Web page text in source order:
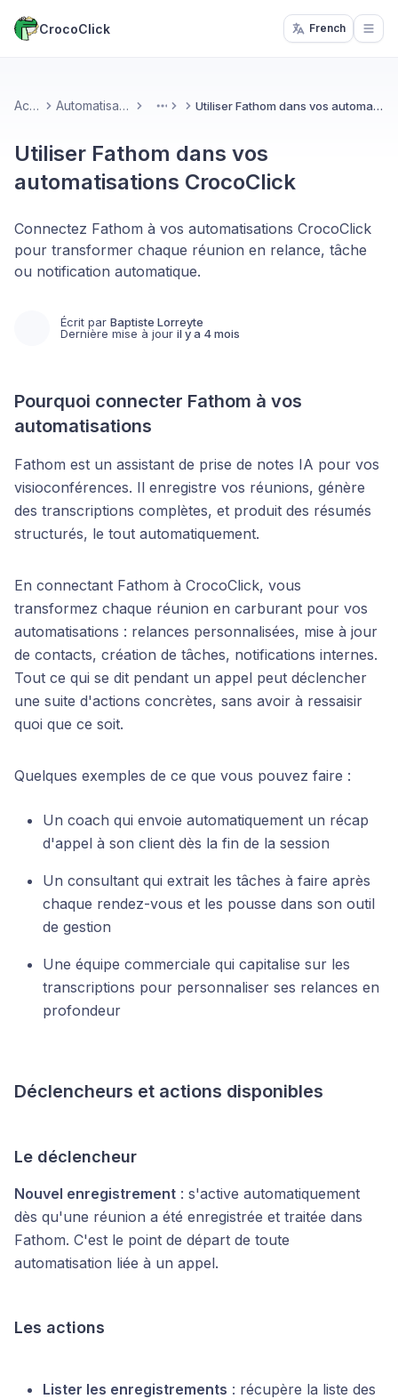
CrocoClick French
Accueil Automatisations & IA More Utiliser Fathom dans vos automatisations CrocoClick
Utiliser Fathom dans vos
automatisations CrocoClick
Connectez Fathom à vos automatisations CrocoClick
pour transformer chaque réunion en relance, tâche
ou notification automatique.
Écrit par Baptiste Lorreyte
Dernière mise à jour il y a 4 mois
Pourquoi connecter Fathom à vos
automatisations
Fathom est un assistant de prise de notes IA pour vos
visioconférences. Il enregistre vos réunions, génère
des transcriptions complètes, et produit des résumés
structurés, le tout automatiquement.
En connectant Fathom à CrocoClick, vous
transformez chaque réunion en carburant pour vos
automatisations : relances personnalisées, mise à jour
de contacts, création de tâches, notifications internes.
Tout ce qui se dit pendant un appel peut déclencher
une suite d'actions concrètes, sans avoir à ressaisir
quoi que ce soit.
Quelques exemples de ce que vous pouvez faire :
Un coach qui envoie automatiquement un récap
d'appel à son client dès la fin de la session
Un consultant qui extrait les tâches à faire après
chaque rendez-vous et les pousse dans son outil
de gestion
Une équipe commerciale qui capitalise sur les
transcriptions pour personnaliser ses relances en
profondeur
Déclencheurs et actions disponibles
Le déclencheur
Nouvel enregistrement : s'active automatiquement
dès qu'une réunion a été enregistrée et traitée dans
Fathom. C'est le point de départ de toute
automatisation liée à un appel.
Les actions
Lister les enregistrements : récupère la liste des